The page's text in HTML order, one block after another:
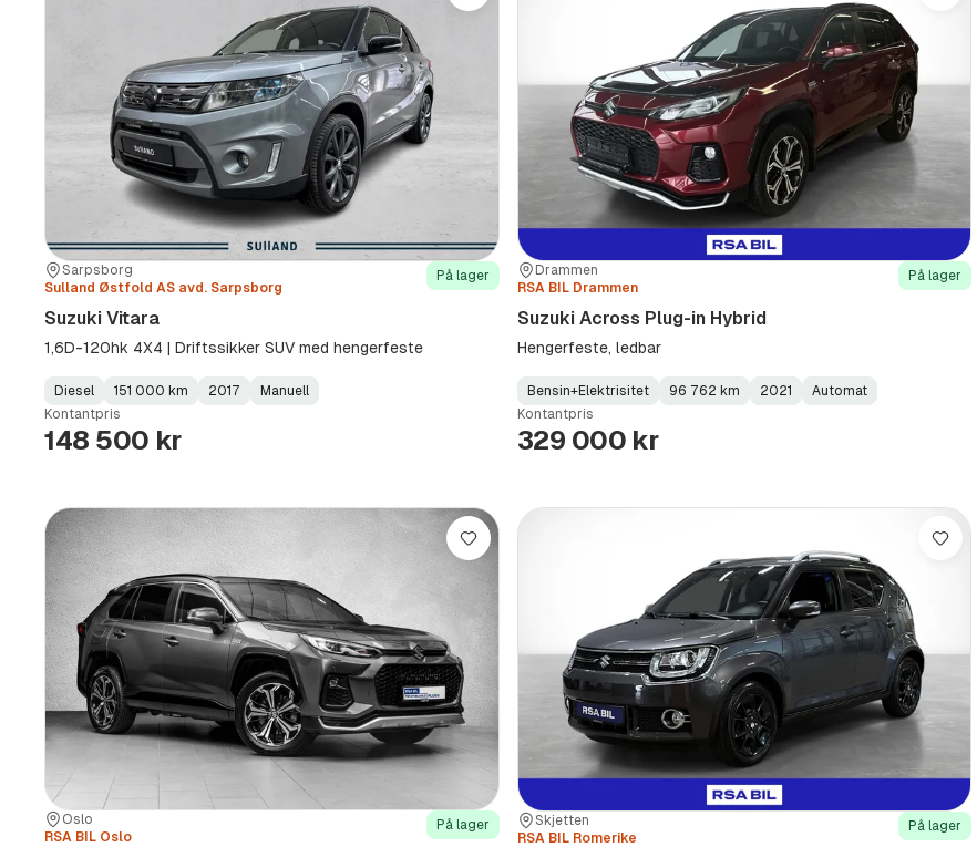
Sted:
Sarpsborg
Forhandler:
Sulland Østfold AS avd. Sarpsborg
På lager
Suzuki Vitara
1,6D-120hk 4X4 | Driftssikker SUV med hengerfeste
Fuel
Type:
Diesel
Kilometerstand:
151 000 km
Model
Year:
2017
Gearbox
Type:
Manuell
Kontantpris
148 500 kr
Sted:Drammen
Forhandler:
RSA BIL Drammen
På lager
Suzuki Across Plug-in Hybrid
Hengerfeste, ledbar
Fuel
Type:
Bensin+Elektrisitet
Kilometerstand: 96 762 km
Model
Year:
2021
Gearbox
Type:
Automat
Kontantpris
329 000 kr
Sted:
Oslo
Forhandler:
RSA BIL Oslo
På lager
Lagre
Sted:
Skjetten
Forhandler:
RSA BIL Romerike
På lager
Lagre